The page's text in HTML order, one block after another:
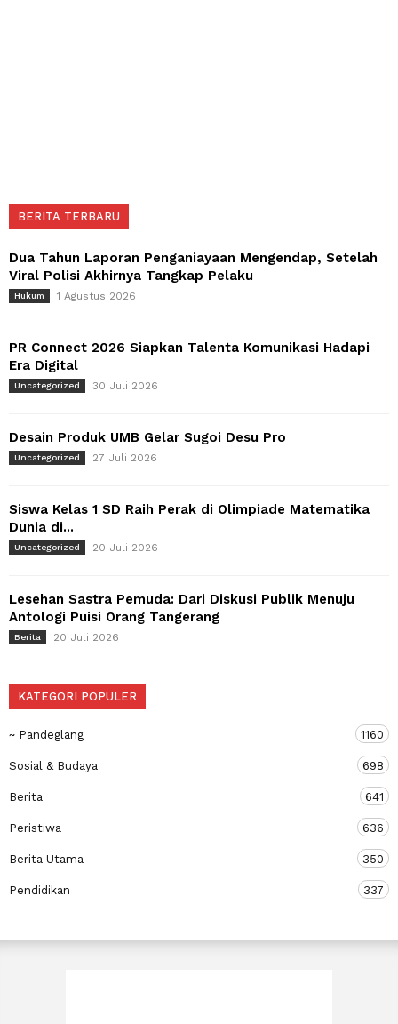
BERITA TERBARU
Dua Tahun Laporan Penganiayaan Mengendap, Setelah
Viral Polisi Akhirnya Tangkap Pelaku
Hukum 1 Agustus 2026
PR Connect 2026 Siapkan Talenta Komunikasi Hadapi
Era Digital
Uncategorized 30 Juli 2026
Desain Produk UMB Gelar Sugoi Desu Pro
Uncategorized 27 Juli 2026
Siswa Kelas 1 SD Raih Perak di Olimpiade Matematika
Dunia di...
Uncategorized 20 Juli 2026
Lesehan Sastra Pemuda: Dari Diskusi Publik Menuju
Antologi Puisi Orang Tangerang
Berita 20 Juli 2026
KATEGORI POPULER
~ Pandeglang 1160
Sosial & Budaya 698
Berita 641
Peristiwa 636
Berita Utama 350
Pendidikan 337